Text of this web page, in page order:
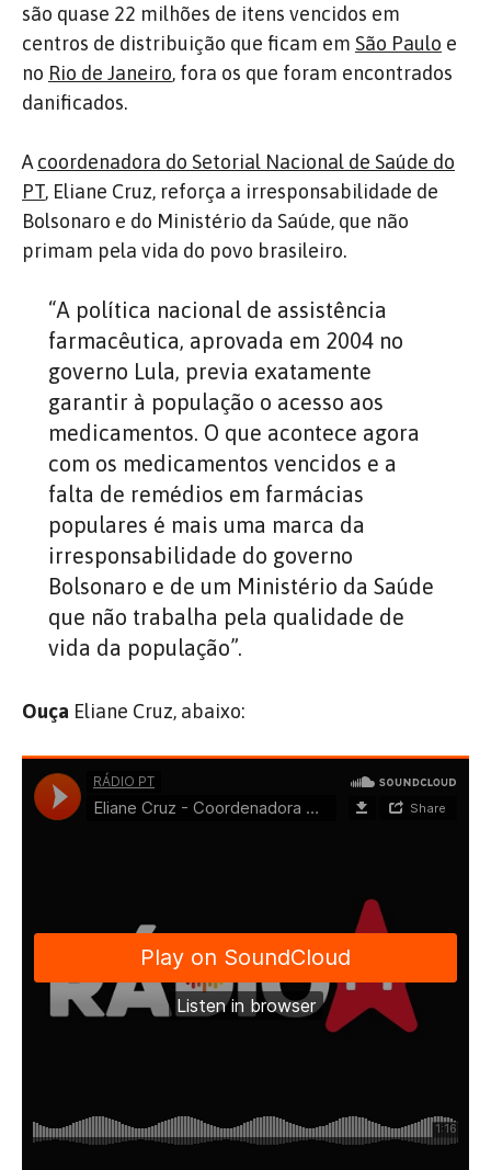
são quase 22 milhões de itens vencidos em
centros de distribuição que ficam em São Paulo e
no Rio de Janeiro, fora os que foram encontrados
danificados.
A coordenadora do Setorial Nacional de Saúde do
PT, Eliane Cruz, reforça a irresponsabilidade de
Bolsonaro e do Ministério da Saúde, que não
primam pela vida do povo brasileiro.
“A política nacional de assistência
farmacêutica, aprovada em 2004 no
governo Lula, previa exatamente
garantir à população o acesso aos
medicamentos. O que acontece agora
com os medicamentos vencidos e a
falta de remédios em farmácias
populares é mais uma marca da
irresponsabilidade do governo
Bolsonaro e de um Ministério da Saúde
que não trabalha pela qualidade de
vida da população”.
Ouça Eliane Cruz, abaixo: